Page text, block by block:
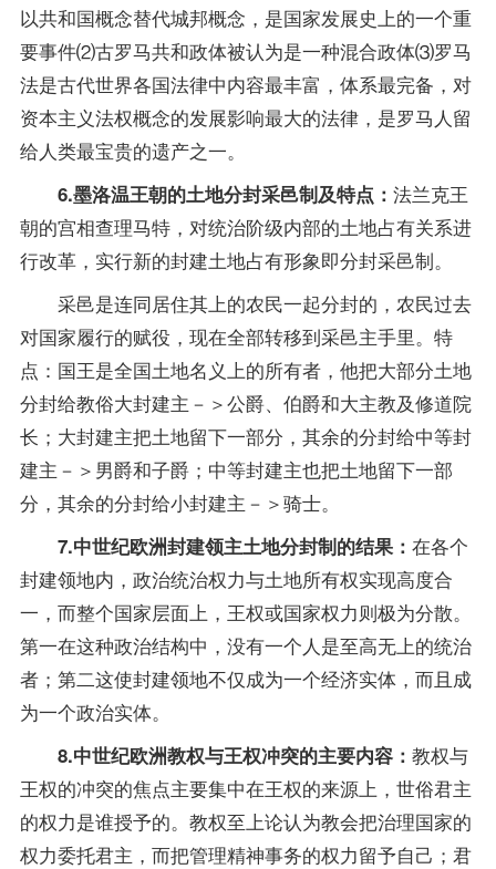
以共和国概念替代城邦概念，是国家发展史上的一个重
要事件⑵古罗马共和政体被认为是一种混合政体⑶罗马
法是古代世界各国法律中内容最丰富，体系最完备，对
资本主义法权概念的发展影响最大的法律，是罗马人留
给人类最宝贵的遗产之一。
6.墨洛温王朝的土地分封采邑制及特点： 法兰克王
朝的宫相查理马特，对统治阶级内部的土地占有关系进
行改革，实行新的封建土地占有形象即分封采邑制。
采邑是连同居住其上的农民一起分封的，农民过去
对国家履行的赋役，现在全部转移到采邑主手里。特
点：国王是全国土地名义上的所有者，他把大部分土地
分封给教俗大封建主－＞公爵、伯爵和大主教及修道院
长；大封建主把土地留下一部分，其余的分封给中等封
建主－＞男爵和子爵；中等封建主也把土地留下一部
分，其余的分封给小封建主－＞骑士。
7.中世纪欧洲封建领主土地分封制的结果： 在各个
封建领地内，政治统治权力与土地所有权实现高度合
一，而整个国家层面上，王权或国家权力则极为分散。
第一在这种政治结构中，没有一个人是至高无上的统治
者；第二这使封建领地不仅成为一个经济实体，而且成
为一个政治实体。
8.中世纪欧洲教权与王权冲突的主要内容： 教权与
王权的冲突的焦点主要集中在王权的来源上，世俗君主
的权力是谁授予的。教权至上论认为教会把治理国家的
权力委托君主，而把管理精神事务的权力留予自己；君